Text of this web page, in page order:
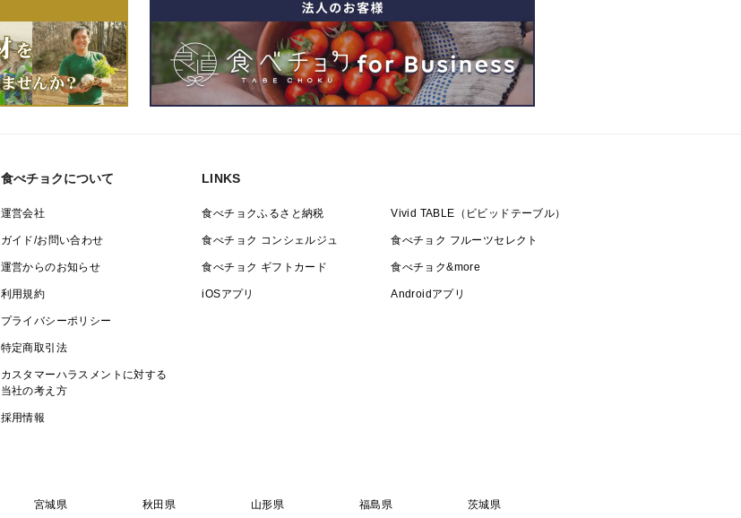
食べチョクについて
運営会社
ガイド/お問い合わせ
運営からのお知らせ
利用規約
プライバシーポリシー
特定商取引法
カスタマーハラスメントに対する
当社の考え方
採用情報
LINKS
食べチョクふるさと納税 Vivid TABLE（ビビッドテーブル）
食べチョク コンシェルジュ 食べチョク フルーツセレクト
食べチョク ギフトカード 食べチョク&more
iOSアプリ Androidアプリ
宮城県 秋田県 山形県 福島県
茨城県